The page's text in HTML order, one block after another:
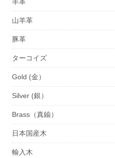
山羊革
豚革
ターコイズ
Gold (金）
Silver (銀）
Brass（真鍮）
日本国産木
輸入木